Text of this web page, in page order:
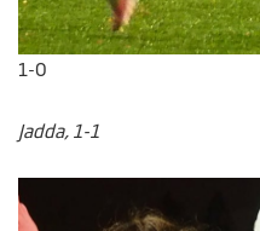
1-0
Jadda, 1-1